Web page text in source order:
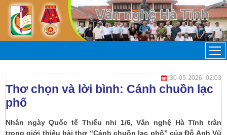
30-05-2026- 02:03
Thơ chọn và lời bình: Cánh chuồn lạc
phố
Nhân ngày Quốc tế Thiếu nhi 1/6, Văn nghệ Hà Tĩnh trân
trọng giới thiệu bài thơ “Cánh chuồn lạc phố” của Đỗ Anh Vũ